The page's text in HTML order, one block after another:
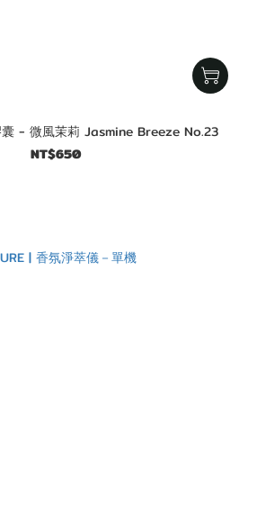
囊 - 微風茉莉 Jasmine Breeze No.23
NT$650